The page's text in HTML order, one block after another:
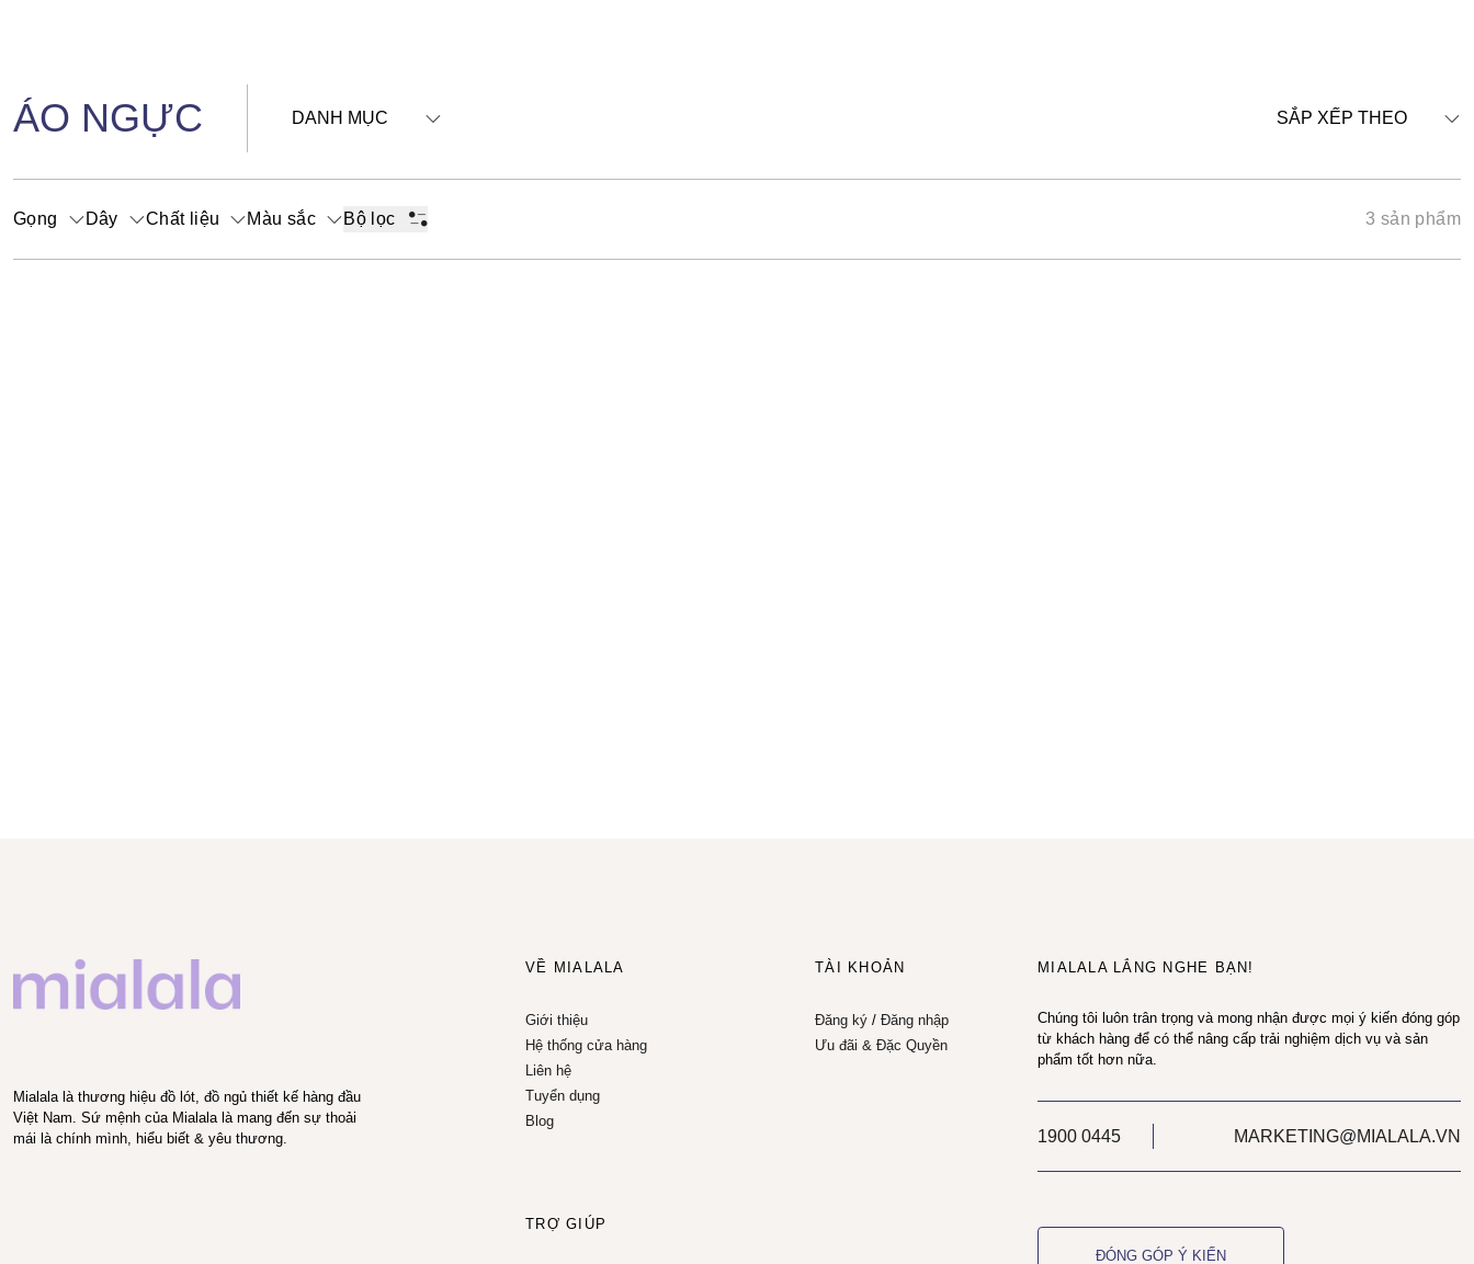
ÁO NGỰC DANH MỤC SẮP XẾP THEO
Gọng Dây Chất liệu Màu sắc Bộ lọc 3 sản phẩm
Mialala là thương hiệu đồ lót, đồ ngủ thiết kế hàng đầu
Việt Nam. Sứ mệnh của Mialala là mang đến sự thoải
mái là chính mình, hiểu biết & yêu thương.
VỀ MIALALA
Giới thiệu
Hệ thống cửa hàng
Liên hệ
Tuyển dụng
Blog
TÀI KHOẢN
Đăng ký/ Đăng nhập
Ưu đãi & Đặc Quyền
TRỢ GIÚP
MIALALA LẮNG NGHE BẠN!
Chúng tôi luôn trân trọng và mong nhận được mọi ý kiến đóng góp
từ khách hàng để có thể nâng cấp trải nghiệm dịch vụ và sản
phẩm tốt hơn nữa.
1900 0445 MARKETING@MIALALA.VN
ĐÓNG GÓP Ý KIẾN